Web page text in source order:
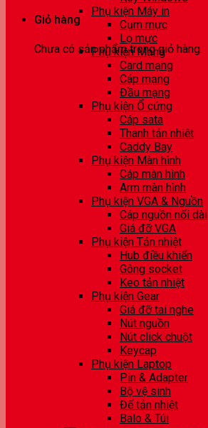
Giỏ hàng
Chưa có sản phẩm trong giỏ hàng.
Phụ kiện Máy in
Cụm mực
Lọ mực
Phụ kiện Mạng
Card mạng
Cáp mạng
Đầu mạng
Phụ kiện Ổ cứng
Cáp sata
Thanh tản nhiệt
Caddy Bay
Phụ kiện Màn hình
Cáp màn hình
Arm màn hình
Phụ kiện VGA & Nguồn
Cáp nguồn nối dài
Giá đỡ VGA
Phụ kiện Tản nhiệt
Hub điều khiển
Gông socket
Keo tản nhiệt
Phụ kiện Gear
Giá đỡ tai nghe
Nút nguồn
Nút click chuột
Keycap
Phụ kiện Laptop
Pin & Adapter
Bộ vệ sinh
Đế tản nhiệt
Balo & Túi